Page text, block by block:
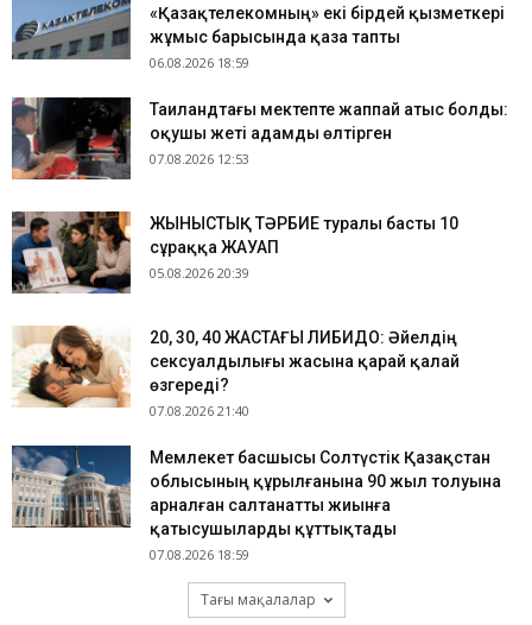
«Қазақтелекомның» екі бірдей қызметкері
жұмыс барысында қаза тапты
06.08.2026 18:59
Таиландтағы мектепте жаппай атыс болды:
оқушы жеті адамды өлтірген
07.08.2026 12:53
ЖЫНЫСТЫҚ ТӘРБИЕ туралы басты 10
сұраққа ЖАУАП
05.08.2026 20:39
​20, 30, 40 ЖАСТАҒЫ ЛИБИДО: Әйелдің
сексуалдылығы жасына қарай қалай
өзгереді?
07.08.2026 21:40
Мемлекет басшысы Солтүстік Қазақстан
облысының құрылғанына 90 жыл толуына
арналған салтанатты жиынға
қатысушыларды құттықтады
07.08.2026 18:59
Тағы мақалалар